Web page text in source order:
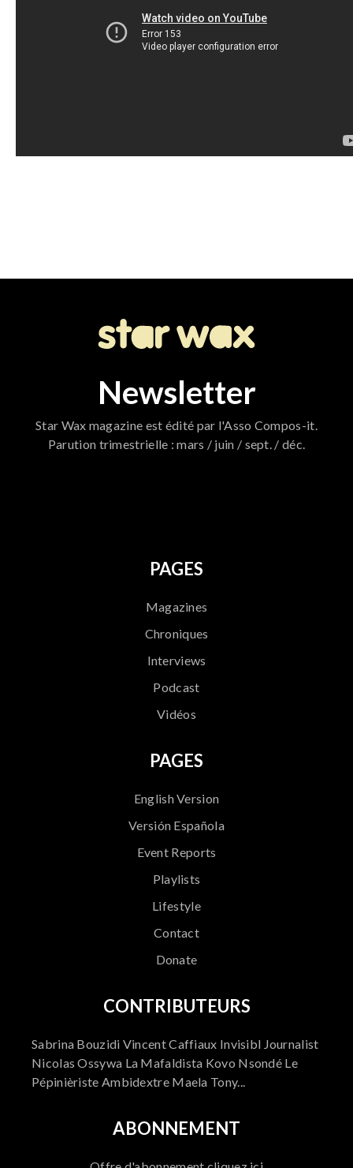
Newsletter
Star Wax magazine est édité par l'Asso Compos-it.
Parution trimestrielle : mars / juin / sept. / déc.
PAGES
Magazines
Chroniques
Interviews
Podcast
Vidéos
PAGES
English Version
Versión Española
Event Reports
Playlists
Lifestyle
Contact
Donate
CONTRIBUTEURS
Sabrina Bouzidi Vincent Caffiaux Invisibl Journalist
Nicolas Ossywa La Mafaldista Kovo Nsondé Le
Pépinièriste Ambidextre Maela Tony...
ABONNEMENT